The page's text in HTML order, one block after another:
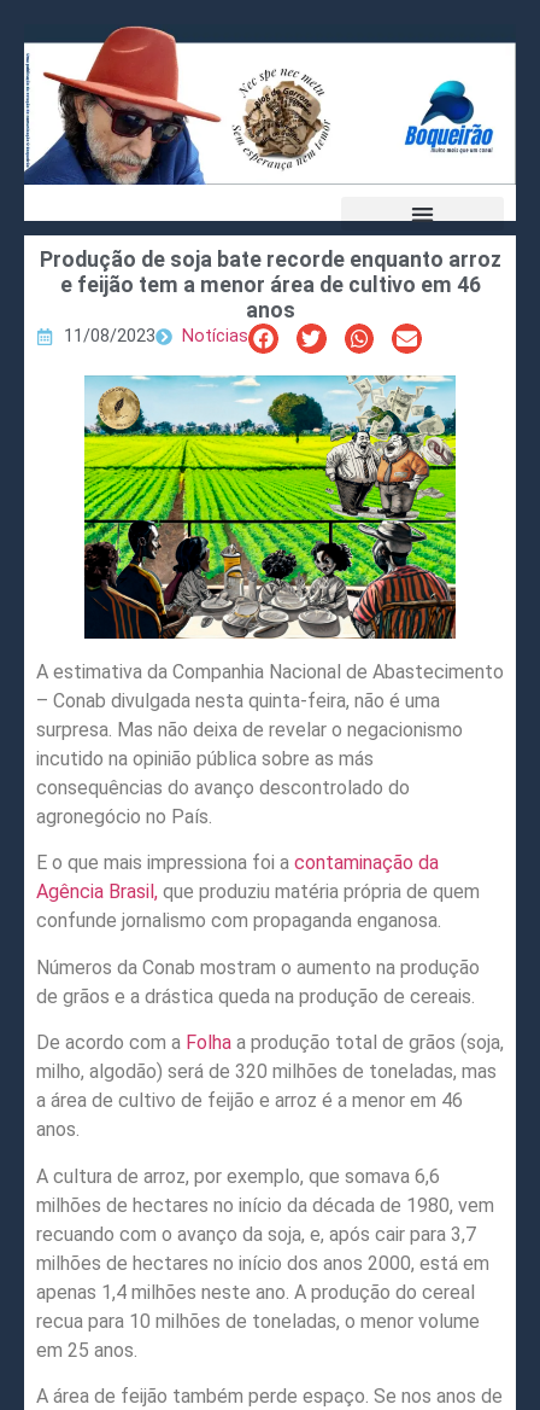
Produção de soja bate recorde enquanto arroz
e feijão tem a menor área de cultivo em 46
anos
11/08/2023 Notícias
A estimativa da Companhia Nacional de Abastecimento
– Conab divulgada nesta quinta-feira, não é uma
surpresa. Mas não deixa de revelar o negacionismo
incutido na opinião pública sobre as más
consequências do avanço descontrolado do
agronegócio no País.
E o que mais impressiona foi a contaminação da
Agência Brasil, que produziu matéria própria de quem
confunde jornalismo com propaganda enganosa.
Números da Conab mostram o aumento na produção
de grãos e a drástica queda na produção de cereais.
De acordo com a Folha a produção total de grãos (soja,
milho, algodão) será de 320 milhões de toneladas, mas
a área de cultivo de feijão e arroz é a menor em 46
anos.
A cultura de arroz, por exemplo, que somava 6,6
milhões de hectares no início da década de 1980, vem
recuando com o avanço da soja, e, após cair para 3,7
milhões de hectares no início dos anos 2000, está em
apenas 1,4 milhões neste ano. A produção do cereal
recua para 10 milhões de toneladas, o menor volume
em 25 anos.
A área de feijão também perde espaço. Se nos anos de